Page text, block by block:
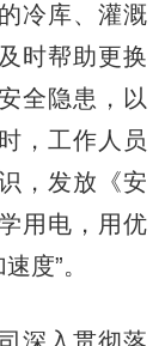
冷库、灌溉
时帮助更换
全隐患，以
，工作人员
，发放《安
用电，用优
度”。